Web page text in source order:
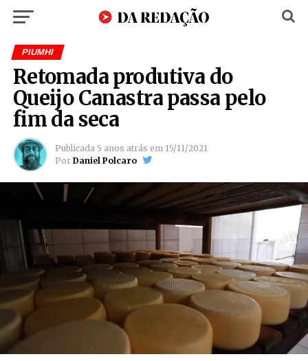
PIUMHI
Retomada produtiva do
Queijo Canastra passa pelo
fim da seca
Publicada 5 anos atrás em 15/11/2021
Por Daniel Polcaro